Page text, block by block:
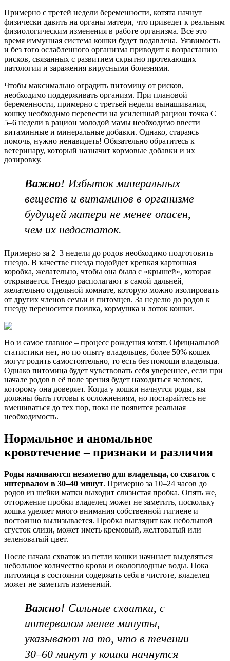
Примерно с третей недели беременности, котята начнут
физически давить на органы матери, что приведет к реальным
физиологическим изменения в работе организма. Всё это
время иммунная система кошки будет подавлена. Уязвимость
и без того ослабленного организма приводит к возрастанию
рисков, связанных с развитием скрытно протекающих
патологии и заражения вирусными болезнями.
Чтобы максимально оградить питомицу от рисков,
необходимо поддерживать организм. При плановой
беременности, примерно с третьей недели вынашивания,
кошку необходимо перевести на усиленный рацион точка С
5–6 недели в рацион молодой мамы необходимо ввести
витаминные и минеральные добавки. Однако, стараясь
помочь, нужно ненавидеть! Обязательно обратитесь к
ветеринару, который назначит кормовые добавки и их
дозировку.
Важно! Избыток минеральных
веществ и витаминов в организме
будущей матери не менее опасен,
чем их недостаток.
Примерно за 2–3 недели до родов необходимо подготовить
гнездо. В качестве гнезда подойдет крепкая картонная
коробка, желательно, чтобы она была с «крышей», которая
открывается. Гнездо располагают в самой дальней,
желательно отдельной комнате, которую можно изолировать
от других членов семьи и питомцев. За неделю до родов к
гнезду переносится поилка, кормушка и лоток кошки.
Но и самое главное – процесс рождения котят. Официальной
статистики нет, но по опыту владельцев, более 50% кошек
могут родить самостоятельно, то есть без помощи владельца.
Однако питомица будет чувствовать себя увереннее, если при
начале родов в её поле зрения будет находиться человек,
которому она доверяет. Когда у кошки начнутся роды, вы
должны быть готовы к осложнениям, но постарайтесь не
вмешиваться до тех пор, пока не появится реальная
необходимость.
Нормальное и аномальное
кровотечение – признаки и различия
Роды начинаются незаметно для владельца, со схваток с
интервалом в 30–40 минут. Примерно за 10–24 часов до
родов из шейки матки выходит слизистая пробка. Опять же,
отторжение пробки владелец может не заметить, поскольку
кошка уделяет много внимания собственной гигиене и
постоянно вылизывается. Пробка выглядит как небольшой
сгусток слизи, может иметь кремовый, желтоватый или
зеленоватый цвет.
После начала схваток из петли кошки начинает выделяться
небольшое количество крови и околоплодные воды. Пока
питомица в состоянии содержать себя в чистоте, владелец
может не заметить изменений.
Важно! Сильные схватки, с
интервалом менее минуты,
указывают на то, что в течении
30–60 минут у кошки начнутся